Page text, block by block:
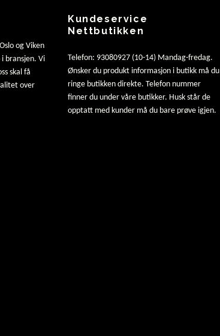
og Viken
bransjen. Vi
skal få
over
Kundeservice
Nettbutikken
Telefon: 93080927 (10-14) Mandag-fredag.
Ønsker du produkt informasjon i butikk må du
ringe butikken direkte. Telefon nummer
finner du under våre butikker. Husk står de
opptatt med kunder må du bare prøve igjen.